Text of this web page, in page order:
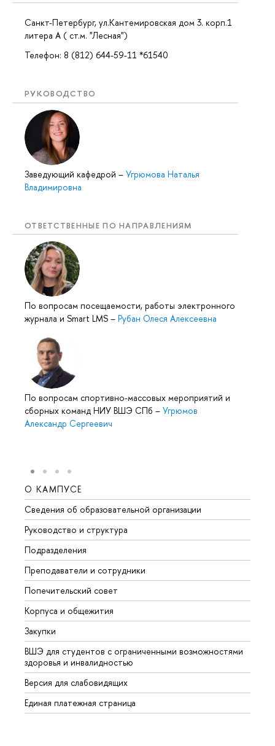
Санкт-Петербург, ул.Кантемировская дом 3. корп.1
литера А ( ст.м. "Лесная")
Телефон: 8 (812) 644-59-11 *61540
РУКОВОДСТВО
Заведующий кафедрой – Угрюмова Наталья
Владимировна
ОТВЕТСТВЕННЫЕ ПО НАПРАВЛЕНИЯМ
По вопросам посещаемости, работы электронного
журнала и Smart LMS – Рубан Олеся Алексеевна
По вопросам спортивно-массовых мероприятий и
сборных команд НИУ ВШЭ СПб – Угрюмов
Александр Сергеевич
О КАМПУСЕ
Сведения об образовательной организации
Руководство и структура
Подразделения
Преподаватели и сотрудники
Попечительский совет
Корпуса и общежития
Закупки
ВШЭ для студентов с ограниченными возможностями
здоровья и инвалидностью
Версия для слабовидящих
Единая платежная страница